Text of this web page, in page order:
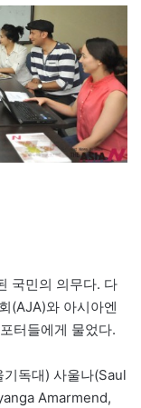
국민의 의무다. 다
(AJA)와 아시아엔
터들에게 물었다.
독대) 사울나(Saul
Amarmend,